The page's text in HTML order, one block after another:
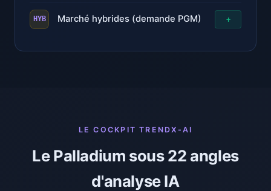
HYB Marché hybrides (demande PGM) +
LE COCKPIT TRENDX-AI
Le Palladium sous 22 angles
d'analyse IA